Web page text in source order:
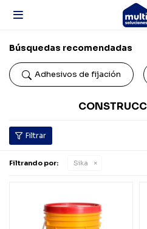

Búsquedas recomendadas
Adhesivos de fijación
Filtrando por: Sika